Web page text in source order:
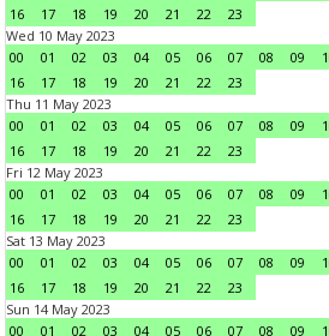
16
17 18 19 20 21 22
23
Wed 10 May 2023
00
01 02 03 04 05 06 07 08 09
16
17 18 19 20 21 22
23
Thu 11 May 2023
00
01 02 03 04 05 06 07 08 09
16
17 18 19 20 21 22
23
Fri 12 May 2023
00
01 02 03 04 05 06 07 08 09
16
17 18 19 20 21 22
23
Sat 13 May 2023
00
01 02 03 04 05 06 07 08 09
16
17 18 19 20 21 22
23
Sun 14 May 2023
00
01 02 03 04 05 06 07 08 09